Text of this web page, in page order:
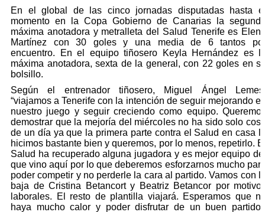
En el global de las cinco jornadas disputadas hasta
momento en la Copa Gobierno de Canarias la
máxima anotadora y metralleta del Salud Tenerife es
Martínez con 30 goles y una media de 6 tantos
encuentro. En el equipo tiñosero Keyla Hernández es
máxima anotadora, sexta de la general, con 22 goles en
bolsillo.
Según el entrenador tiñosero, Miguel Ángel
“viajamos a Tenerife con la intención de seguir mejorando
nuestro juego y seguir creciendo como equipo.
demostrar que la mejoría del miércoles no ha sido solo
de un día ya que la primera parte contra el Salud en casa
hicimos bastante bien y queremos, por lo menos, repetirlo.
Salud ha recuperado alguna jugadora y es mejor equipo
que vino aquí por lo que deberemos esforzarnos mucho
poder competir y no perderle la cara al partido. Vamos con
baja de Cristina Betancort y Beatriz Betancor por
laborales. El resto de plantilla viajará. Esperamos que
haya mucho calor y poder disfrutar de un buen